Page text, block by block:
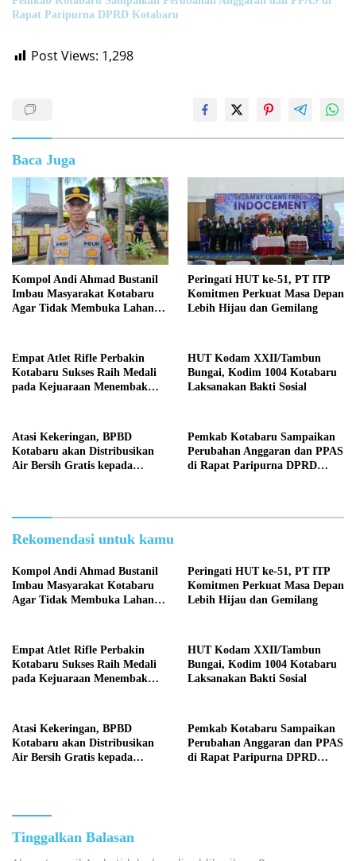
Rapat Paripurna DPRD Kotabaru
Post Views: 1,298
Baca Juga
Kompol Andi Ahmad Bustanil
Imbau Masyarakat Kotabaru
Agar Tidak Membuka Lahan
Peringati HUT ke-51, PT ITP
Komitmen Perkuat Masa Depan
Lebih Hijau dan Gemilang
Empat Atlet Rifle Perbakin
Kotabaru Sukses Raih Medali
pada Kejuaraan Menembak
HUT Kodam XXII/Tambun
Bungai, Kodim 1004 Kotabaru
Laksanakan Bakti Sosial
Atasi Kekeringan, BPBD
Kotabaru akan Distribusikan
Air Bersih Gratis kepada
Pemkab Kotabaru Sampaikan
Perubahan Anggaran dan PPAS
di Rapat Paripurna DPRD
Rekomendasi untuk kamu
Kompol Andi Ahmad Bustanil
Imbau Masyarakat Kotabaru
Agar Tidak Membuka Lahan
Peringati HUT ke-51, PT ITP
Komitmen Perkuat Masa Depan
Lebih Hijau dan Gemilang
Empat Atlet Rifle Perbakin
Kotabaru Sukses Raih Medali
pada Kejuaraan Menembak
HUT Kodam XXII/Tambun
Bungai, Kodim 1004 Kotabaru
Laksanakan Bakti Sosial
Atasi Kekeringan, BPBD
Kotabaru akan Distribusikan
Air Bersih Gratis kepada
Pemkab Kotabaru Sampaikan
Perubahan Anggaran dan PPAS
di Rapat Paripurna DPRD
Tinggalkan Balasan